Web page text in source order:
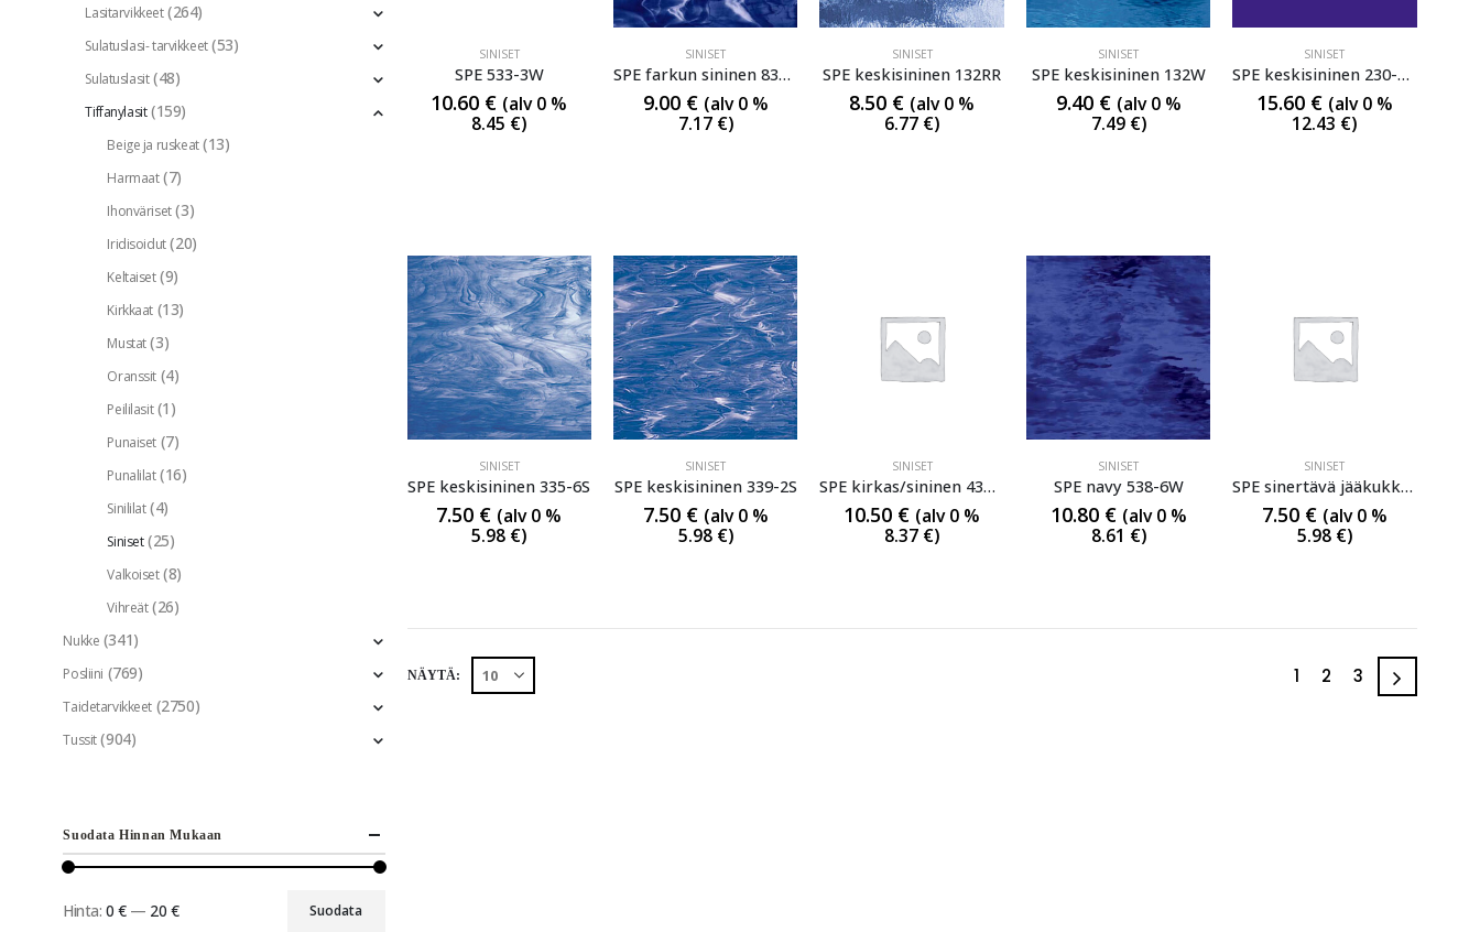
SINISET
SPE 533-3W
10.60 € (alv 0 %
8.45 €)
SINISET
SPE farkun sininen 838-96S
9.00 € (alv 0 %
7.17 €)
SINISET
SPE keskisininen 132RR
8.50 € (alv 0 %
6.77 €)
SINISET
SPE keskisininen 132W
9.40 € (alv 0 %
7.49 €)
SINISET
SPE keskisininen 230-76SF
15.60 € (alv 0 %
12.43 €)
SINISET
SPE keskisininen 335-6S
7.50 € (alv 0 %
5.98 €)
SINISET
SPE keskisininen 339-2S
7.50 € (alv 0 %
5.98 €)
SINISET
SPE kirkas/sininen 430BR
10.50 € (alv 0 %
8.37 €)
SINISET
SPE navy 538-6W
10.80 € (alv 0 %
8.61 €)
SINISET
SPE sinertävä jääkukka 18045
7.50 € (alv 0 %
5.98 €)
NÄYTÄ: 1 2 3
Lasitarvikkeet (264)
Sulatuslasi- tarvikkeet (53)
Sulatuslasit (48)
Tiffanylasit (159)
Beige ja ruskeat (13)
Harmaat (7)
Ihonväriset (3)
Iridisoidut (20)
Keltaiset (9)
Kirkkaat (13)
Mustat (3)
Oranssit (4)
Peililasit (1)
Punaiset (7)
Punalilat (16)
Sinililat (4)
Siniset (25)
Valkoiset (8)
Vihreät (26)
Nukke (341)
Posliini (769)
Taidetarvikkeet (2750)
Tussit (904)
Suodata Hinnan Mukaan
Suodata
Hinta: 0 €— 20 €